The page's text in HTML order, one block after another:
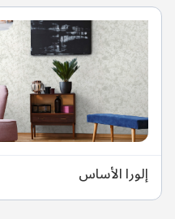
إلورا الأساس